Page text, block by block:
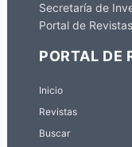
Secretaría de
Portal de
PORTAL DE
Inicio
Revistas
Buscar